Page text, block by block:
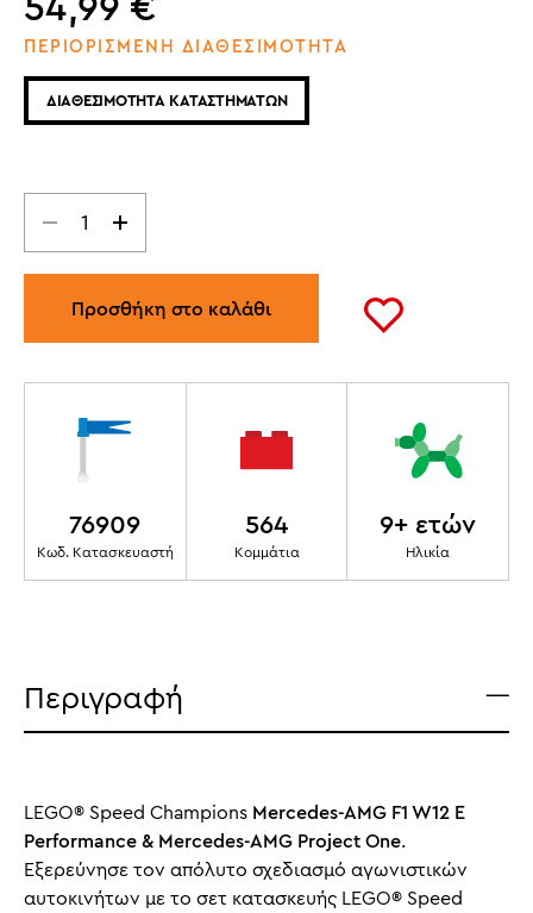
ΠΕΡΙΟΡΙΣΜΕΝΗ ΔΙΑΘΕΣΙΜΟΤΗΤΑ
ΔΙΑΘΕΣΙΜΟΤΗΤΑ ΚΑΤΑΣΤΗΜΑΤΩΝ
Προσθήκη στο καλάθι
76909
Κωδ. Κατασκευαστή
564
Κομμάτια
9+ ετών
Ηλικία
Περιγραφή
LEGO® Speed Champions Mercedes-AMG F1 W12 E
Performance & Mercedes-AMG Project One.
Εξερεύνησε τον απόλυτο σχεδιασμό αγωνιστικών
αυτοκινήτων με το σετ κατασκευής LEGO® Speed